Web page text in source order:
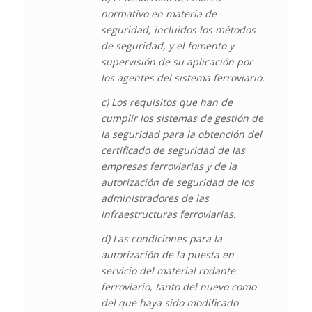
normativo en materia de
seguridad, incluidos los métodos
de seguridad, y el fomento y
supervisión de su aplicación por
los agentes del sistema ferroviario.
c) Los requisitos que han de
cumplir los sistemas de gestión de
la seguridad para la obtención del
certificado de seguridad de las
empresas ferroviarias y de la
autorización de seguridad de los
administradores de las
infraestructuras ferroviarias.
d) Las condiciones para la
autorización de la puesta en
servicio del material rodante
ferroviario, tanto del nuevo como
del que haya sido modificado